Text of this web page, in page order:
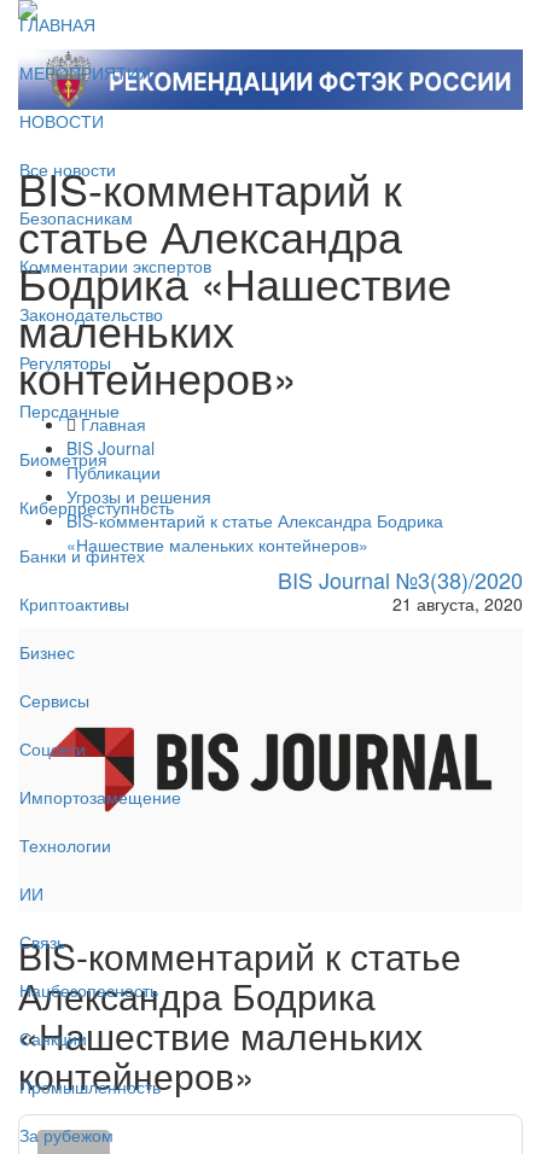
ГЛАВНАЯ
МЕРОПРИЯТИЯ
НОВОСТИ
Все новости
Безопасникам
Комментарии экспертов
Законодательство
Регуляторы
Персданные
Биометрия
Киберпреступность
Банки и финтех
Криптоактивы
Бизнес
Сервисы
Соцсети
Импортозамещение
Технологии
ИИ
Связь
Нацбезопасность
Санкции
Промышленность
За рубежом
BIS-комментарий к
статье Александра
Бодрика «Нашествие
маленьких
контейнеров»
Главная
BIS Journal
Публикации
Угрозы и решения
BIS-комментарий к статье Александра Бодрика
«Нашествие маленьких контейнеров»
BIS Journal №3(38)/2020
21 августа, 2020
BIS-комментарий к статье
Александра Бодрика
«Нашествие маленьких
контейнеров»